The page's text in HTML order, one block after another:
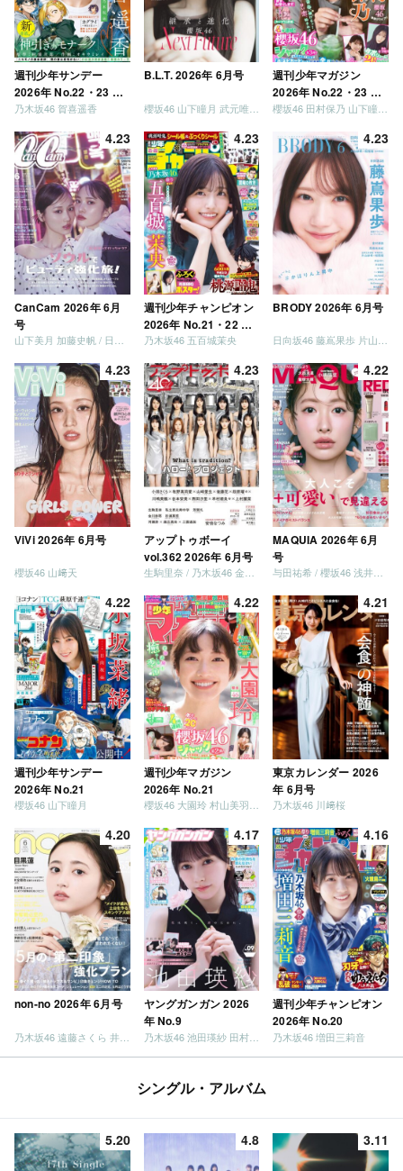
週刊少年サンデー
2026年 No.22・23 合
併号
乃木坂46 賀喜遥香
B.L.T. 2026年 6月号
櫻坂46 山下瞳月 武元唯衣 / 乃木坂46 海邉朱莉
週刊少年マガジン
2026年 No.22・23 合
併号
4.23
CanCam 2026年 6月
号
山下美月 加藤史帆 / 日向坂46 大野愛実
4.23
週刊少年チャンピオン
2026年 No.21・22 合
併号
乃木坂46 五百城茉央
4.23
BRODY 2026年 6月号
日向坂46 藤嶌果歩 片山紗希 松尾桜 金村美玖 髙橋未来虹
4.23
ViVi 2026年 6月号
櫻坂46 山﨑天
4.23
アップトゥボーイ
vol.362 2026年 6月号
生駒里奈 / 乃木坂46 金川紗耶 森平麗心
4.22
MAQUIA 2026年 6月
号
与田祐希 / 櫻坂46 浅井恋乃未
4.22
週刊少年サンデー
2026年 No.21
櫻坂46 山下瞳月
4.22
週刊少年マガジン
2026年 No.21
4.21
東京カレンダー 2026
年 6月号
乃木坂46 川﨑桜
4.20
non-no 2026年 6月号
4.17
ヤングガンガン 2026
年 No.9
乃木坂46 池田瑛紗 田村真佑
4.16
週刊少年チャンピオン
2026年 No.20
乃木坂46 増田三莉音
シングル・アルバム
5.20 4.8 3.11